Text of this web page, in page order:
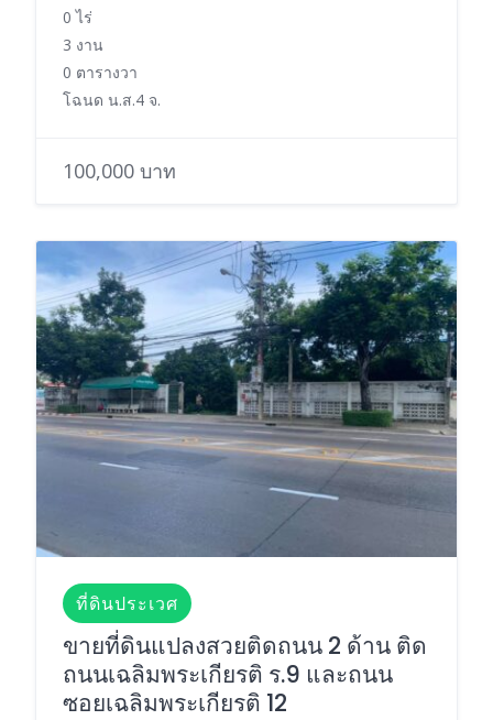
0 ไร่
3 งาน
0 ตารางวา
โฉนด น.ส.4 จ.
100,000 บาท
ที่ดินประเวศ
ขายที่ดินแปลงสวยติดถนน 2 ด้าน ติด
ถนนเฉลิมพระเกียรติ ร.9 และถนน
ซอยเฉลิมพระเกียรติ 12